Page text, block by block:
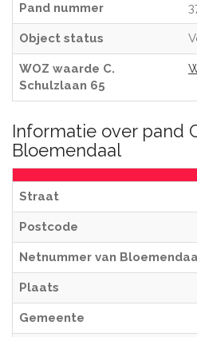
Pand nummer
Object status
WOZ waarde C.
Schulzlaan 65
Informatie over pand
Bloemendaal
Straat
Postcode
Netnummer van
Plaats
Gemeente